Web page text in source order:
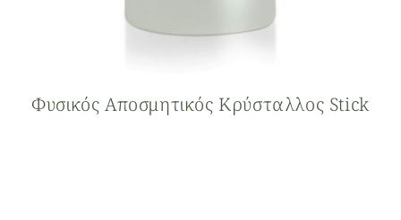
Φυσικός Αποσμητικός Κρύσταλλος Stick